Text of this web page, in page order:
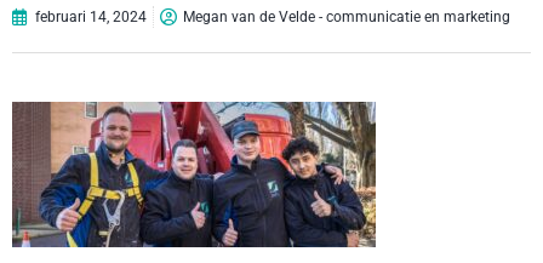
februari 14, 2024 Megan van de Velde - communicatie en marketing